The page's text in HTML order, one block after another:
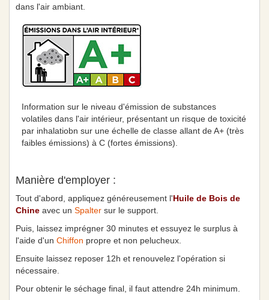
dans l'air ambiant.
Information sur le niveau d'émission de substances
volatiles dans l'air intérieur, présentant un risque de toxicité
par inhalatiobn sur une échelle de classe allant de A+ (très
faibles émissions) à C (fortes émissions).
Manière d'employer :
Tout d'abord, appliquez généreusement l'Huile de Bois de
Chine avec un Spalter sur le support.
Puis, laissez imprégner 30 minutes et essuyez le surplus à
l'aide d'un Chiffon propre et non pelucheux.
Ensuite laissez reposer 12h et renouvelez l'opération si
nécessaire.
Pour obtenir le séchage final, il faut attendre 24h minimum.